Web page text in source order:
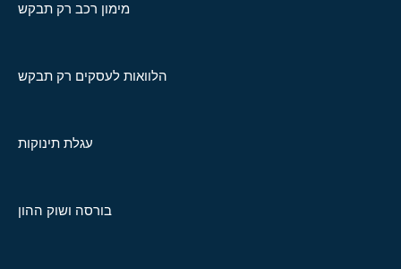
מימון רכב רק תבקש
הלוואות לעסקים רק תבקש
עגלת תינוקות
בורסה ושוק ההון